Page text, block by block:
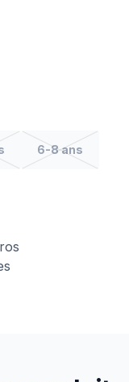
6-8 ans